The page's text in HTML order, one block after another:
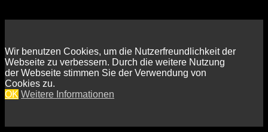
Wir benutzen Cookies, um die Nutzerfreundlichkeit der
Webseite zu verbessern. Durch die weitere Nutzung
der Webseite stimmen Sie der Verwendung von
Cookies zu.
OK Weitere Informationen